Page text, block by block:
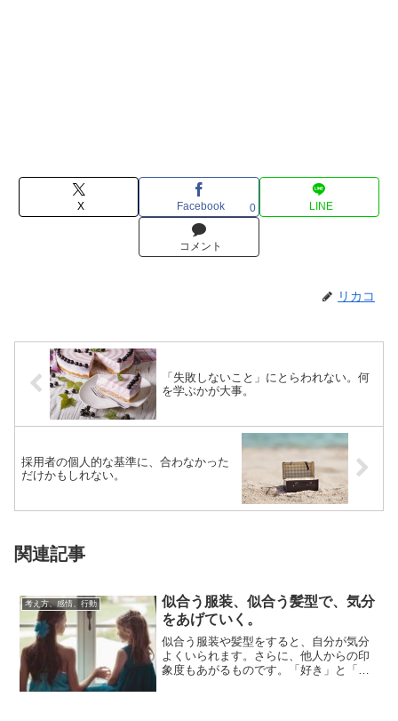
X Facebook 0 LINE
コメント
リカコ
「失敗しないこと」にとらわれない。何
を学ぶかが大事。
採用者の個人的な基準に、合わなかった
だけかもしれない。
関連記事
考え方、感情、行動
似合う服装、似合う髪型で、気分
をあげていく。
似合う服装や髪型をすると、自分が気分
よくいられます。さらに、他人からの印
象度もあがるものです。「好き」と「合